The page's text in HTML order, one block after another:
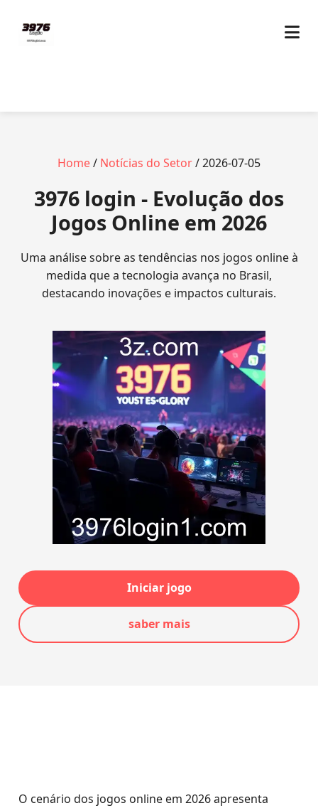
Home/ Notícias do Setor/ 2026-07-05
3976 login - Evolução dos
Jogos Online em 2026
Uma análise sobre as tendências nos jogos online à
medida que a tecnologia avança no Brasil,
destacando inovações e impactos culturais.
Iniciar jogo
saber mais
O cenário dos jogos online em 2026 apresenta